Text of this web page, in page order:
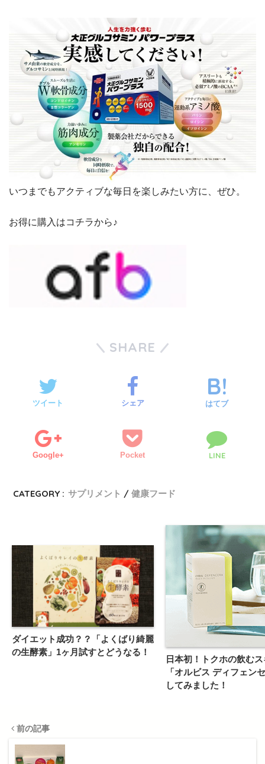
いつまでもアクティブな毎日を楽しみたい方に、ぜひ。
お得に購入はコチラから♪
SHARE
ツイート シェア はてブ
Google+ Pocket LINE
CATEGORY : サプリメント 健康フード
ダイエット成功？？「よくばり綺麗
の生酵素」1ヶ月試すとどうなる！
日本初！トクホの飲む
「オルビス ディフェン
してみました！
前の記事